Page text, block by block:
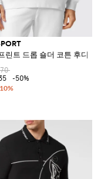
즈
린트 드롭 숄더 코튼 후디
-50%